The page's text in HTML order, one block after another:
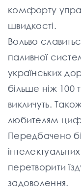
комфорту
швидкості.
Вольво
паливної
українських
більше ніж 100
викличуть.
любителям
Передбачено
перетворити
задоволення.